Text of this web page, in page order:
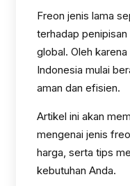
Freon jenis lama
terhadap
global. Oleh
Indonesia mulai
aman dan efisien.
Artikel ini akan
mengenai jenis
harga, serta tips
kebutuhan Anda.